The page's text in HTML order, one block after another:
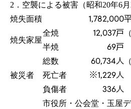
2．空襲による被害（昭和20年6月
焼失面積
1,782,000
焼失家屋
全焼 12,037戸
半焼
69戸
被災者
総数 60,734人
死亡者
※1,229人
負傷者 336人
市役所・公会堂・玉屋